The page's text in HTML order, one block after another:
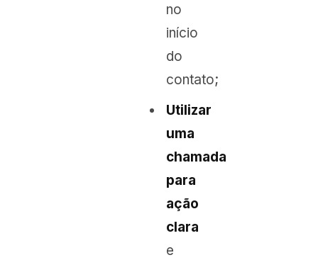
no
início
do
contato;
Utilizar
uma
chamada
para
ação
clara
e